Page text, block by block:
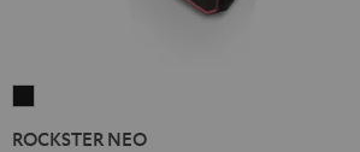
ROCKSTER NEO